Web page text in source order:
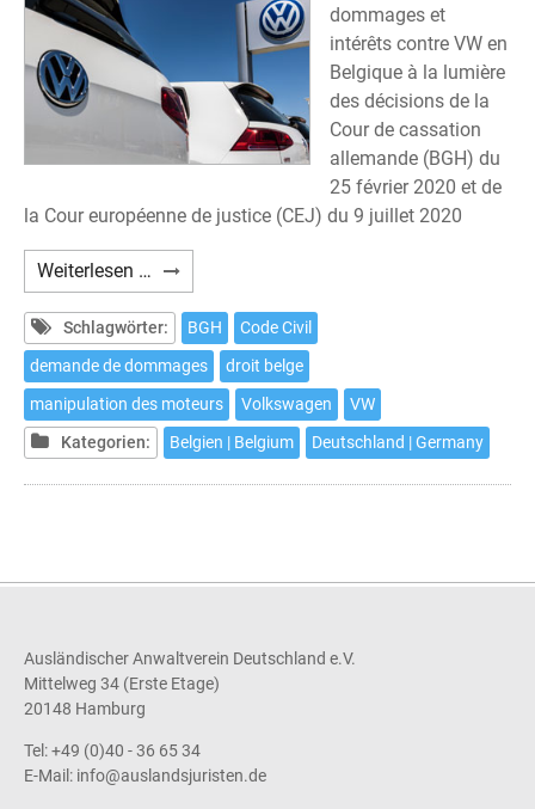
dommages et
intérêts contre VW en
Belgique à la lumière
des décisions de la
Cour de cassation
allemande (BGH) du
25 février 2020 et de
la Cour européenne de justice (CEJ) du 9 juillet 2020
Weiterlesen … En
Belgique,
une
action
en
justice
contre
18
Schlagwörter: BGH
Code Civil
demande de dommages
droit belge
manipulation des moteurs
Volkswagen
VW
Kategorien:
Belgien | Belgium Deutschland | Germany
Ausländischer Anwaltverein Deutschland e.V.
Mittelweg 34 (Erste Etage)
20148 Hamburg
Tel: +49 (0)40 - 36 65 34
E-Mail: info@auslandsjuristen.de